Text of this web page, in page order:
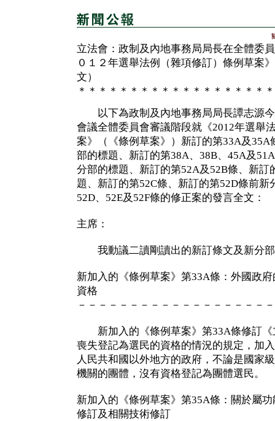
立法會：政制及內地事務局局長在全體委
０１２年選舉法例（雜項修訂）條例草案
文）
＊＊＊＊＊＊＊＊＊＊＊＊＊＊＊＊＊＊
以下為政制及內地事務局局長譚志源今
會議全體委員會審議階段就《2012年選舉
案》（《條例草案》）新訂的第33A及35A
部的標題、新訂的第38A、38B、45A及
分部的標題、新訂的第52A及52B條、新訂
題、新訂的第52C條、新訂的第52D條前
52D、52E及52F條的修正案的發言全文：
主席：
我動議二讀剛讀出的新訂條文及新分部
新加入的《條例草案》第33A條：外國政
資格
－－－－－－－－－－－－－－－－－－
新加入的《條例草案》第33A條修訂《
喪失登記為選民的資格的情況的規定，加
人民共和國以外地方的政府，不論是國家
機關的團體，沒有資格登記為團體選民。
新加入的《條例草案》第35A條：關於屬
修訂及相關技術修訂